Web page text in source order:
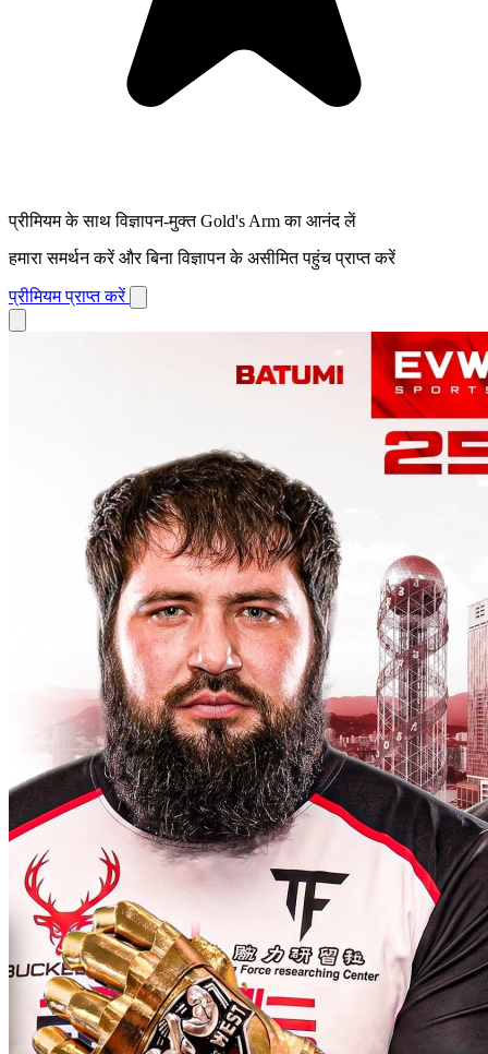
प्रीमियम के साथ विज्ञापन-मुक्त Gold's Arm का आनंद लें
हमारा समर्थन करें और बिना विज्ञापन के असीमित पहुंच प्राप्त करें
प्रीमियम प्राप्त करें